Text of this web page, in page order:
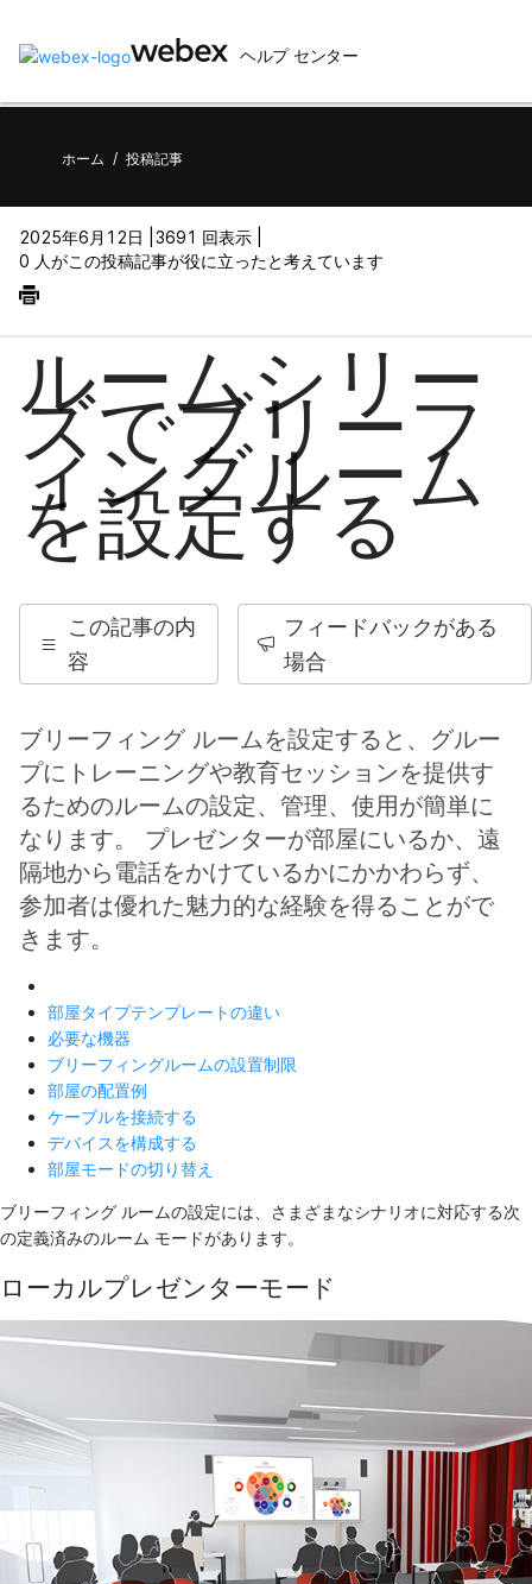
ヘルプ センター
ホーム / 投稿記事
2025年6月12日 | 3691 回表示 |
0 人がこの投稿記事が役に立ったと考えています
ルームシリー
ズでブリーフ
ィングルーム
を設定する
この記事の内
容
フィードバックがある
場合
ブリーフィング ルームを設定すると、グルー
プにトレーニングや教育セッションを提供す
るためのルームの設定、管理、使用が簡単に
なります。 プレゼンターが部屋にいるか、遠
隔地から電話をかけているかにかかわらず、
参加者は優れた魅力的な経験を得ることがで
きます。
部屋タイプテンプレートの違い
必要な機器
ブリーフィングルームの設置制限
部屋の配置例
ケーブルを接続する
デバイスを構成する
部屋モードの切り替え
ブリーフィング ルームの設定には、さまざまなシナリオに対応する次
の定義済みのルーム モードがあります。
ローカルプレゼンターモード